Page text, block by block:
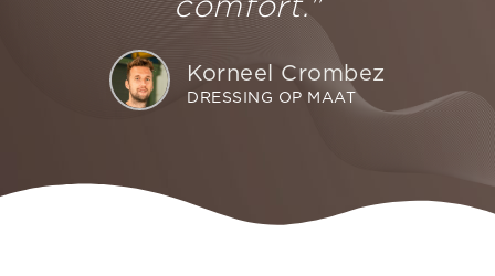
comfort."
Korneel Crombez
DRESSING OP MAAT